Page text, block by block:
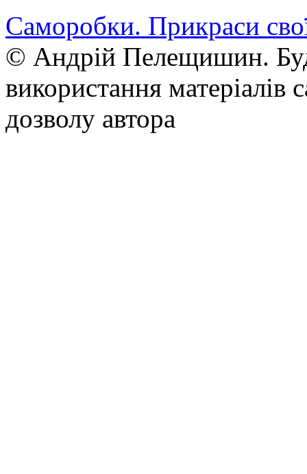
Саморобки. Прикраси
© Андрій Пелещишин.
використання матеріалів
дозволу автора